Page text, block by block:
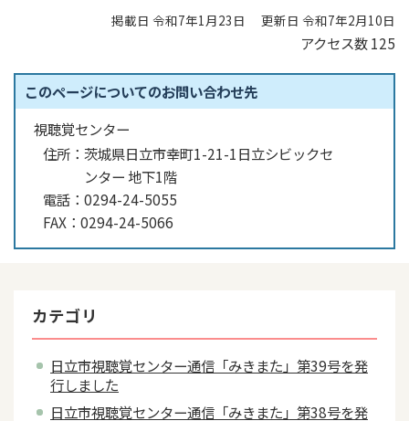
掲載日 令和7年1月23日 更新日 令和7年2月10日
アクセス数125
このページについてのお問い合わせ先
視聴覚センター
住所： 茨城県日立市幸町1-21-1日立シビックセ
ンター 地下1階
電話： 0294-24-5055
FAX： 0294-24-5066
カテゴリ
日立市視聴覚センター通信「みきまた」第39号を発
行しました
日立市視聴覚センター通信「みきまた」第38号を発